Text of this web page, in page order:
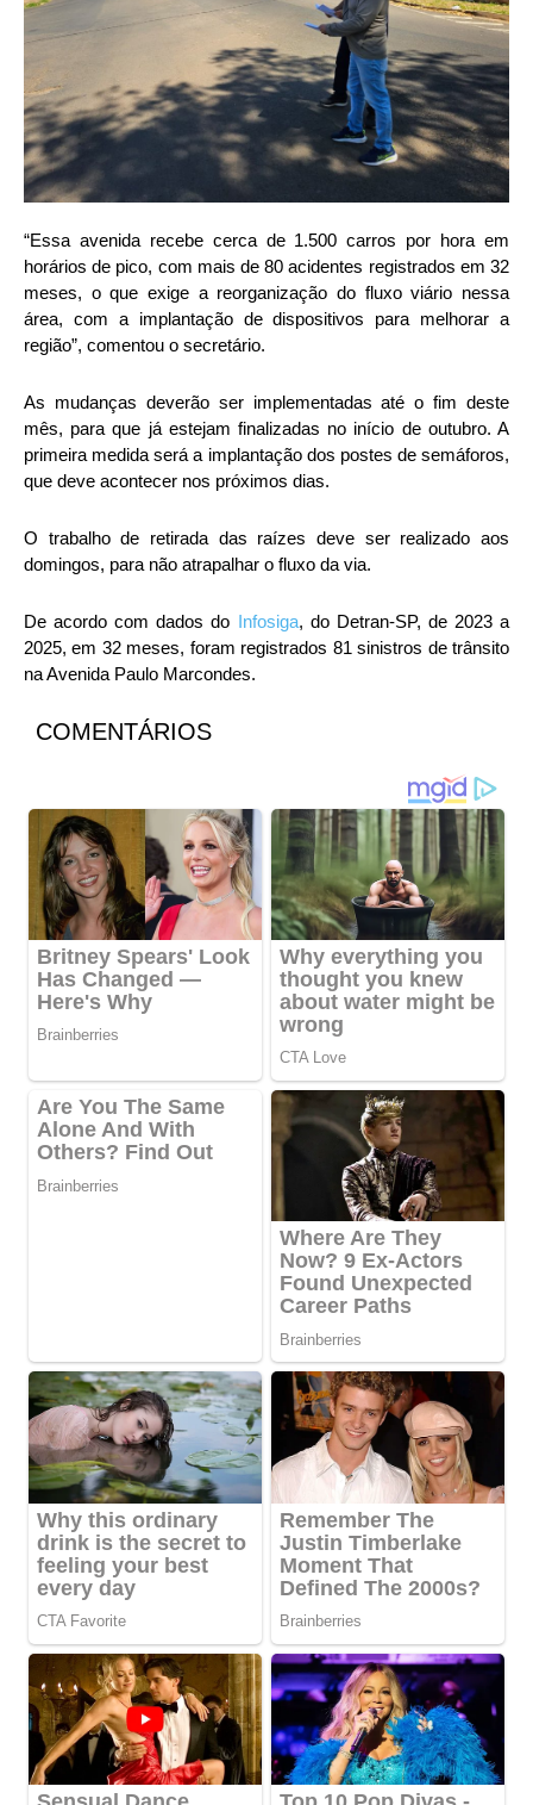
“Essa avenida recebe cerca de 1.500 carros por hora em
horários de pico, com mais de 80 acidentes registrados em 32
meses, o que exige a reorganização do fluxo viário nessa
área, com a implantação de dispositivos para melhorar a
região”, comentou o secretário.
As mudanças deverão ser implementadas até o fim deste
mês, para que já estejam finalizadas no início de outubro. A
primeira medida será a implantação dos postes de semáforos,
que deve acontecer nos próximos dias.
O trabalho de retirada das raízes deve ser realizado aos
domingos, para não atrapalhar o fluxo da via.
De acordo com dados do Infosiga, do Detran-SP, de 2023 a
2025, em 32 meses, foram registrados 81 sinistros de trânsito
na Avenida Paulo Marcondes.
COMENTÁRIOS